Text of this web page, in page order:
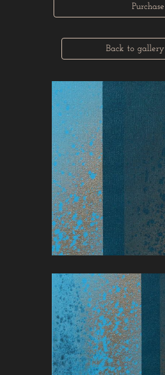
Purchase
Back to gallery